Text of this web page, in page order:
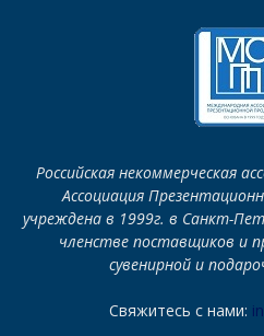
Российская некоммерческая
Ассоциация
учреждена в 1999г. в Санкт-
членстве поставщиков и
сувенирной и
Свяжитесь с нами: